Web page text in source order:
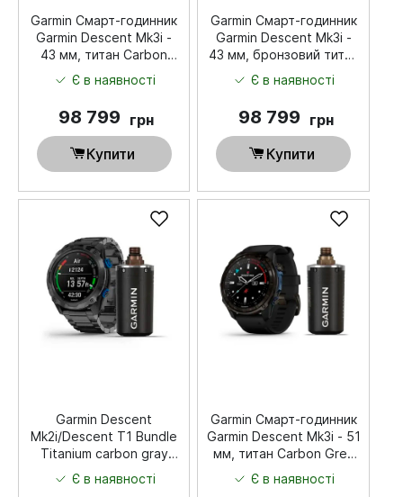
Garmin Смарт-годинник
Garmin Descent Mk3i -
43 мм, титан Carbon
Grey DLC з чорним
силіконовим ремінцем +
Є в наявності
98 799 грн
Купити
Garmin Смарт-годинник
Garmin Descent Mk3i -
43 мм, бронзовий титан
PVD, силіконовий
ремінець французького
трансивер Descent T2
Є в наявності
98 799 грн
Купити
Garmin Descent
Mk2i/Descent T1 Bundle
Titanium carbon gray
DLC with DLC titanium
band
Є в наявності
Garmin Смарт-годинник
Garmin Descent Mk3i - 51
мм, титан Carbon Grey
DLC з чорним
силіконовим ремінцем +
Є в наявності